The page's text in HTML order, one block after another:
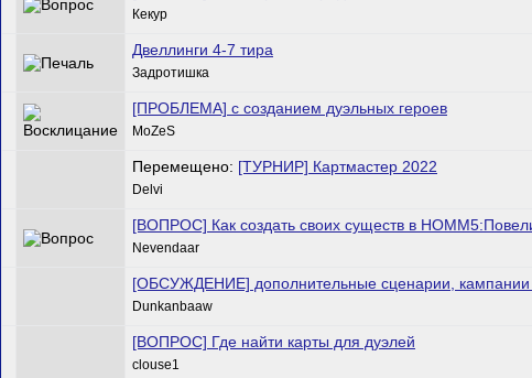
Кекур
Двеллинги 4-7 тира
Задротишка
[ПРОБЛЕМА] с созданием дуэльных героев
MoZeS
Перемещено: [ТУРНИР] Картмастер 2022
Delvi
[ВОПРОС] Как создать своих существ в
Nevendaar
[ОБСУЖДЕНИЕ] дополнительные сценарии, кампании
Dunkanbaaw
[ВОПРОС] Где найти карты для дуэлей
clouse1